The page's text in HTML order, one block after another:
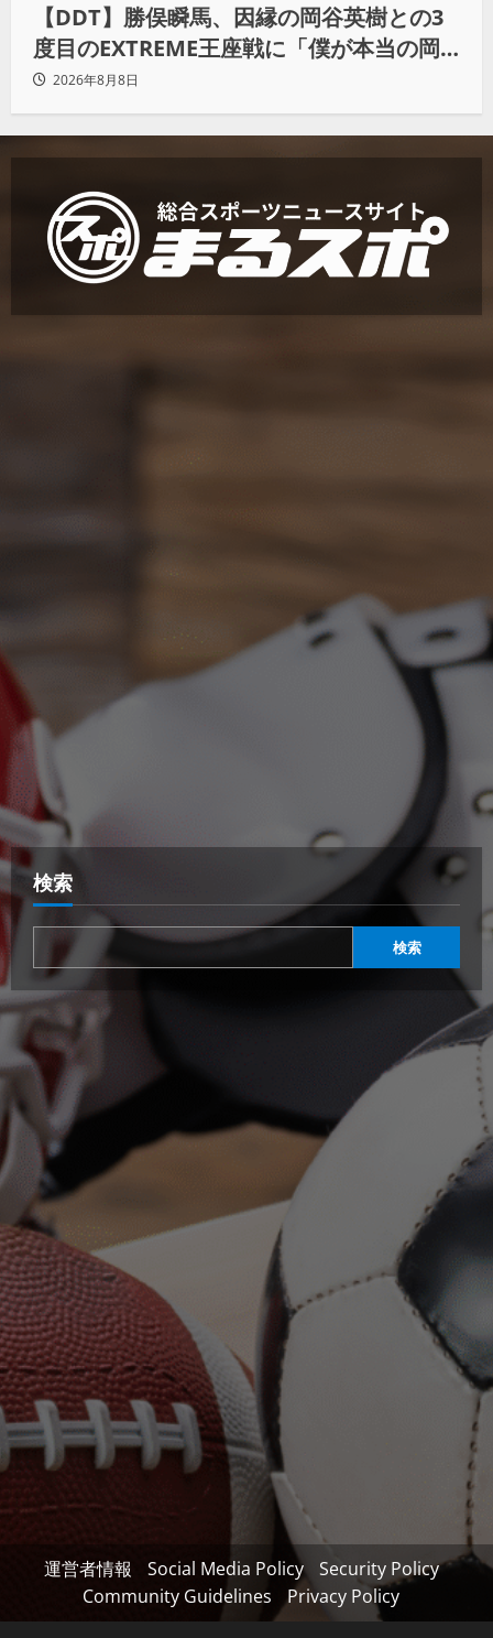
【DDT】勝俣瞬馬、因縁の岡谷英樹との3
度目のEXTREME王座戦に「僕が本当の岡
谷英樹を引き出して獲りたい」
2026年8月8日
検索
検索
運営者情報 Social Media Policy
Security Policy
Community Guidelines
Privacy Policy